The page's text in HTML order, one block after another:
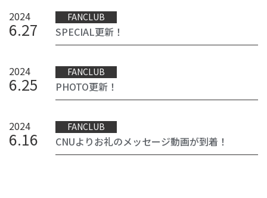
2024
6.27
FANCLUB
SPECIAL更新！
2024
6.25
FANCLUB
PHOTO更新！
2024
6.16
FANCLUB
CNUよりお礼のメッセージ動画が到着！